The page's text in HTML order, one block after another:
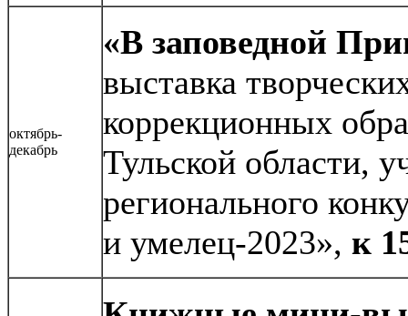
октябрь-
декабрь
«В заповедной
выставка
коррекционных
Тульской области,
регионального
и умелец-2023», к